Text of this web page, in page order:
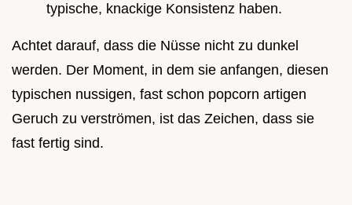
typische, knackige Konsistenz haben.
Achtet darauf, dass die Nüsse nicht zu dunkel
werden. Der Moment, in dem sie anfangen, diesen
typischen nussigen, fast schon popcorn artigen
Geruch zu verströmen, ist das Zeichen, dass sie
fast fertig sind.